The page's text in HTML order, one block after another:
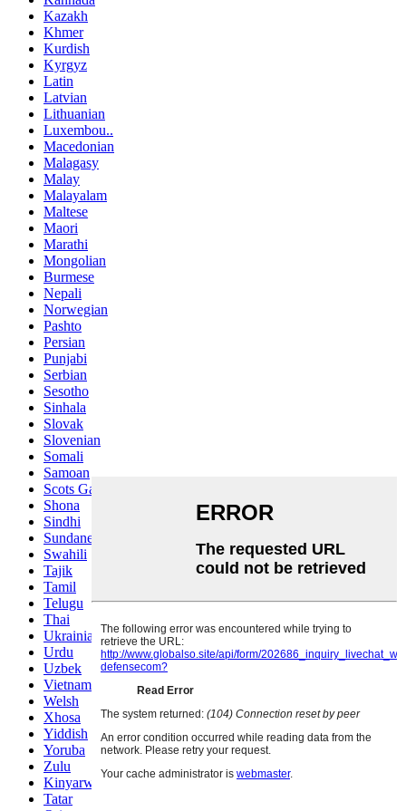
Kazakh
Khmer
Kurdish
Kyrgyz
Latin
Latvian
Lithuanian
Luxembou..
Macedonian
Malagasy
Malay
Malayalam
Maltese
Maori
Marathi
Mongolian
Burmese
Nepali
Norwegian
Pashto
Persian
Punjabi
Serbian
Sesotho
Sinhala
Slovak
Slovenian
Somali
Samoan
Scots Gaelic
Shona
Sindhi
Sundanese
Swahili
Tajik
Tamil
Telugu
Thai
Ukrainian
Urdu
Uzbek
Vietnamese
Welsh
Xhosa
Yiddish
Yoruba
Zulu
Kinyarwanda
Tatar